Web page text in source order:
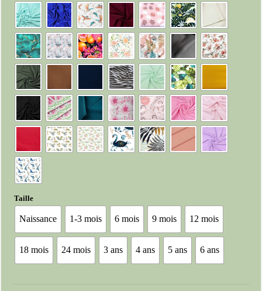
Taille
Naissance 1-3 mois 6 mois 9 mois 12 mois
18 mois 24 mois 3 ans 4 ans 5 ans 6 ans